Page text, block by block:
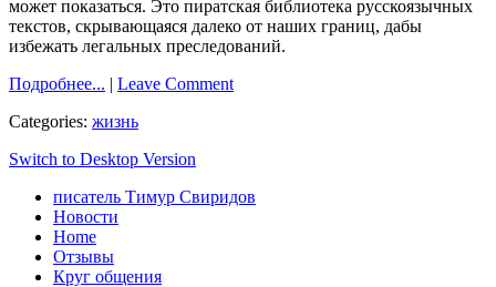
может показаться. Это пиратская библиотека русскоязычных
текстов, скрывающаяся далеко от наших границ, дабы
избежать легальных преследований.
Подробнее... | Leave Comment
Categories: жизнь
Switch to Desktop Version
писатель Тимур Свиридов
Новости
Home
Отзывы
Круг общения